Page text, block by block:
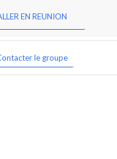
EN REUNION
le groupe